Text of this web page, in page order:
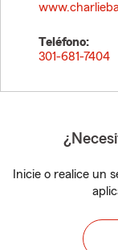
Teléfono:
301-681-7404
Inicie o realice un